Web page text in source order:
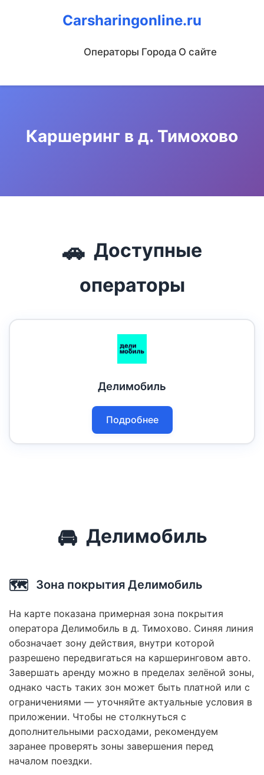
Carsharingonline.ru
Операторы Города О сайте
Каршеринг в д. Тимохово
🚗 Доступные
операторы
Делимобиль
Подробнее
🚘 Делимобиль
🗺️ Зона покрытия Делимобиль
На карте показана примерная зона покрытия
оператора Делимобиль в д. Тимохово. Синяя линия
обозначает зону действия, внутри которой
разрешено передвигаться на каршеринговом авто.
Завершать аренду можно в пределах зелёной зоны,
однако часть таких зон может быть платной или с
ограничениями — уточняйте актуальные условия в
приложении. Чтобы не столкнуться с
дополнительными расходами, рекомендуем
заранее проверять зоны завершения перед
началом поездки.